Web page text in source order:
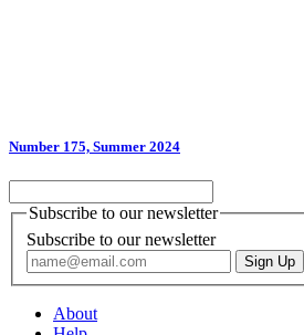
Number 175, Summer 2024
Subscribe to our newsletter
Subscribe to our newsletter
About